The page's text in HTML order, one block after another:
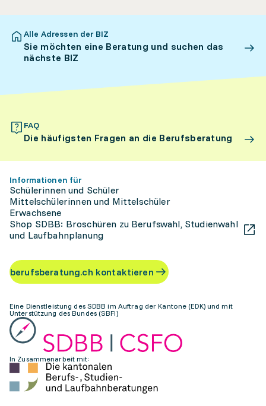
Alle Adressen der BIZ
Sie möchten eine Beratung und suchen das
nächste BIZ
FAQ
Die häufigsten Fragen an die Berufsberatung
Informationen für
Schülerinnen und Schüler
Mittelschülerinnen und Mittelschüler
Erwachsene
Shop SDBB: Broschüren zu Berufswahl, Studienwahl
und Laufbahnplanung
berufsberatung.ch kontaktieren
Eine Dienstleistung des SDBB im Auftrag der Kantone (EDK) und mit
Unterstützung des Bundes (SBFI)
In Zusammenarbeit mit: